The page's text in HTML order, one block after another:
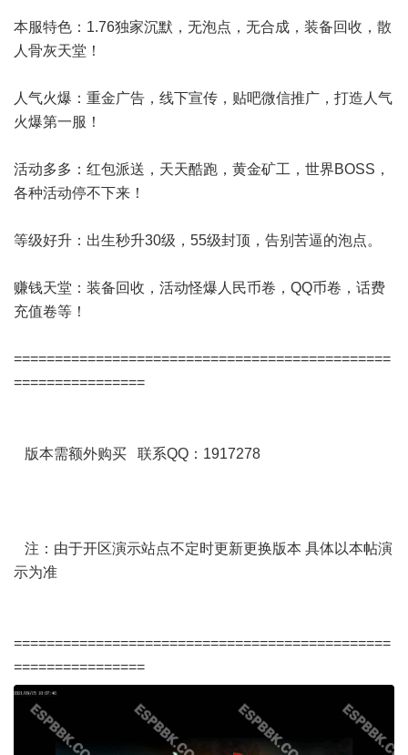
本服特色：1.76独家沉默，无泡点，无合成，装备回收，散
人骨灰天堂！
人气火爆：重金广告，线下宣传，贴吧微信推广，打造人气
火爆第一服！
活动多多：红包派送，天天酷跑，黄金矿工，世界BOSS，
各种活动停不下来！
等级好升：出生秒升30级，55级封顶，告别苦逼的泡点。
赚钱天堂：装备回收，活动怪爆人民币卷，QQ币卷，话费
充值卷等！
==============================================
================
版本需额外购买 联系QQ：1917278
注：由于开区演示站点不定时更新更换版本 具体以本帖演
示为准
==============================================
================